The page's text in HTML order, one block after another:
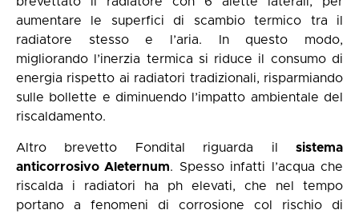
aumentare le superfici di scambio termico tra il
radiatore stesso e l’aria. In questo modo,
migliorando l’inerzia termica si riduce il consumo di
energia rispetto ai radiatori tradizionali, risparmiando
sulle bollette e diminuendo l’impatto ambientale del
riscaldamento.
Altro brevetto Fondital riguarda il sistema
anticorrosivo Aleternum. Spesso infatti l’acqua che
riscalda i radiatori ha ph elevati, che nel tempo
portano a fenomeni di corrosione col rischio di